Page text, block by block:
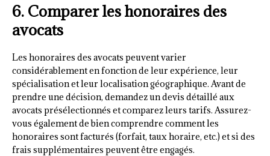
6. Comparer les honoraires des
avocats
Les honoraires des avocats peuvent varier
considérablement en fonction de leur expérience, leur
spécialisation et leur localisation géographique. Avant de
prendre une décision, demandez un devis détaillé aux
avocats présélectionnés et comparez leurs tarifs. Assurez-
vous également de bien comprendre comment les
honoraires sont facturés (forfait, taux horaire, etc.) et si des
frais supplémentaires peuvent être engagés.